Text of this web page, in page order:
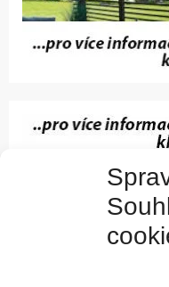
AKCE – ZAKOUPÍTE SI
CREAM, NAVRTÁTE